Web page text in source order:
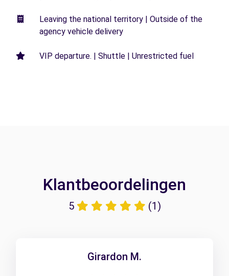
Leaving the national territory | Outside of the
agency vehicle delivery
VIP departure. | Shuttle | Unrestricted fuel
Klantbeoordelingen
5 (1)
Girardon M.